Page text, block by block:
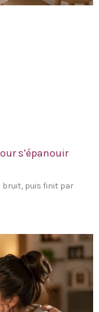
s’épanouir
bruit, puis finit par